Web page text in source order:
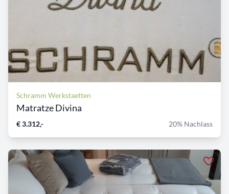
Schramm Werkstaetten
Matratze Divina
€ 3.312,- 20% Nachlass